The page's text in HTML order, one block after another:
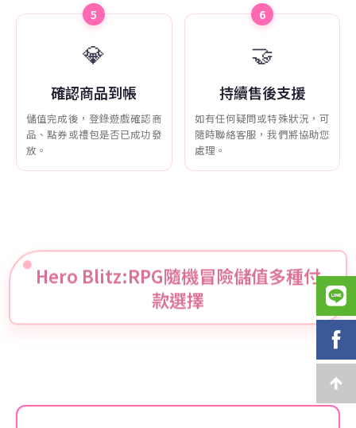
5
💎
確認商品到帳
儲值完成後，登錄遊戲確認商
品、點券或禮包是否已成功發
放。
6
🤝
持續售後支援
如有任何疑問或特殊狀況，可
隨時聯絡客服，我們將協助您
處理。
Hero Blitz:RPG隨機冒險儲值多種付
款選擇